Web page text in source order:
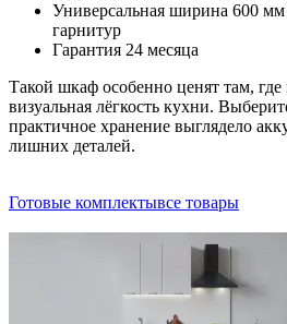
Универсальная ширина 600 мм
гарнитур
Гарантия 24 месяца
Такой шкаф особенно ценят там,
визуальная лёгкость кухни.
практичное хранение выглядело
лишних деталей.
Готовые комплектывсе товары